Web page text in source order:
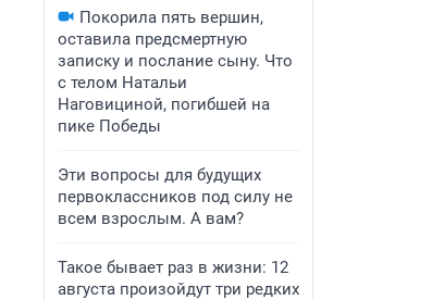
Покорила пять вершин,
оставила предсмертную
записку и послание сыну. Что
с телом Натальи
Наговициной, погибшей на
пике Победы
Эти вопросы для будущих
первоклассников под силу не
всем взрослым. А вам?
Такое бывает раз в жизни: 12
августа произойдут три редких